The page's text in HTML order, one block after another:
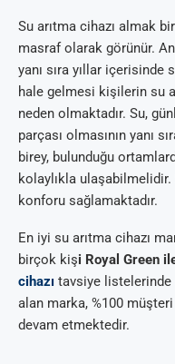
Su arıtma cihazı almak
masraf olarak görünür.
yanı sıra yıllar içerisinde
hale gelmesi kişilerin su
neden olmaktadır. Su,
parçası olmasının yanı
birey, bulunduğu
kolaylıkla ulaşabilmelidir.
konforu sağlamaktadır.
En iyi su arıtma cihazı
birçok kişi Royal Green
cihazı tavsiye listelerinde
alan marka, %100
devam etmektedir.